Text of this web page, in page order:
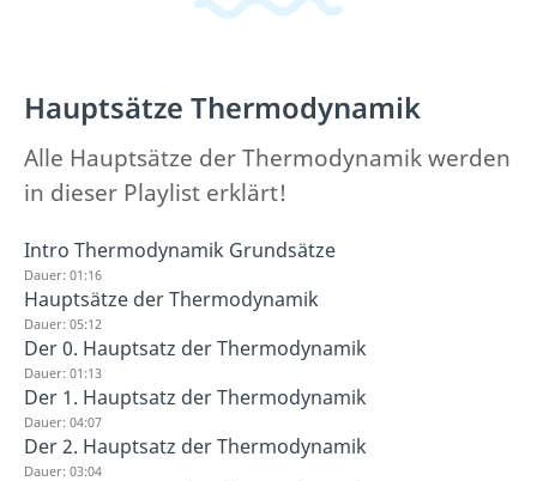
Hauptsätze Thermodynamik
Alle Hauptsätze der Thermodynamik werden
in dieser Playlist erklärt!
Intro Thermodynamik Grundsätze
Dauer: 01:16
Hauptsätze der Thermodynamik
Dauer: 05:12
Der 0. Hauptsatz der Thermodynamik
Dauer: 01:13
Der 1. Hauptsatz der Thermodynamik
Dauer: 04:07
Der 2. Hauptsatz der Thermodynamik
Dauer: 03:04